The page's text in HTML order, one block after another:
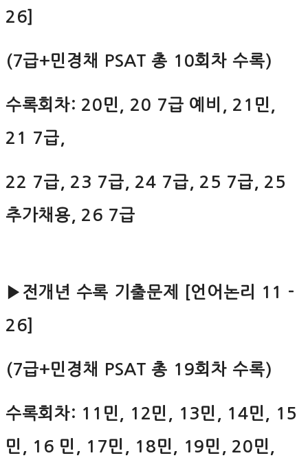
26]
(7급+민경채 PSAT 총 10회차 수록)
수록회차: 20민, 20 7급 예비, 21민,
21 7급,
22 7급, 23 7급, 24 7급, 25 7급, 25
추가채용, 26 7급
▶전개년 수록 기출문제 [언어논리 11 -
26]
(7급+민경채 PSAT 총 19회차 수록)
수록회차: 11민, 12민, 13민, 14민, 15
민, 16 민, 17민, 18민, 19민, 20민,